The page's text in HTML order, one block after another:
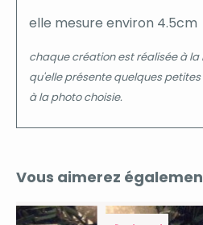
elle mesure environ 4.5cm
chaque création est réalisée à la
qu'elle présente quelques
à la photo choisie.
Vous aimerez